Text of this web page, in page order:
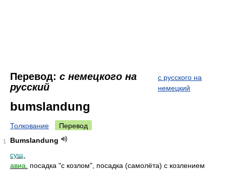
Перевод: с немецкого на
русский
с русского на
немецкий
bumslandung
Толкование Перевод
1
Bumslandung
сущ.
авиа.
посадка "с козлом", посадка (самолёта) с козлением